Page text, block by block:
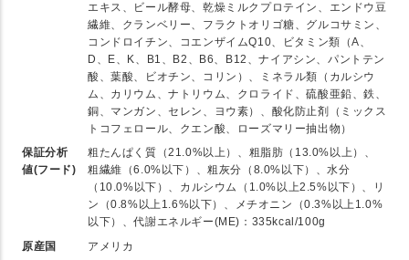
エキス、ビール酵母、乾燥ミルクプロテイン、エンドウ豆
繊維、クランベリー、フラクトオリゴ糖、グルコサミン、
コンドロイチン、コエンザイムQ10、ビタミン類（A、
D、E、K、B1、B2、B6、B12、ナイアシン、パントテン
酸、葉酸、ビオチン、コリン）、ミネラル類（カルシウ
ム、カリウム、ナトリウム、クロライド、硫酸亜鉛、鉄、
銅、マンガン、セレン、ヨウ素）、酸化防止剤（ミックス
トコフェロール、クエン酸、ローズマリー抽出物）
保証分析
値(フード)
粗たんぱく質（21.0%以上）、粗脂肪（13.0%以上）、
粗繊維（6.0%以下）、粗灰分（8.0%以下）、水分
（10.0%以下）、カルシウム（1.0%以上2.5%以下）、リ
ン（0.8%以上1.6%以下）、メチオニン（0.3%以上1.0%
以下）、代謝エネルギー(ME)：335kcal/100g
原産国
アメリカ